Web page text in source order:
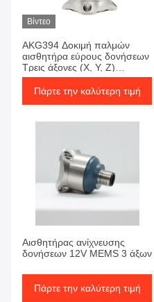
Βίντεο
AKG394 Δοκιμή παλμών
αισθητήρα εύρους δονήσεων
Τρεις άξονες (X, Y, Z)
επιταχυνόμετρος
Πάρτε την καλύτερη τιμή
Αισθητήρας ανίχνευσης
δονήσεων 12V MEMS 3 άξων
Πάρτε την καλύτερη τιμή